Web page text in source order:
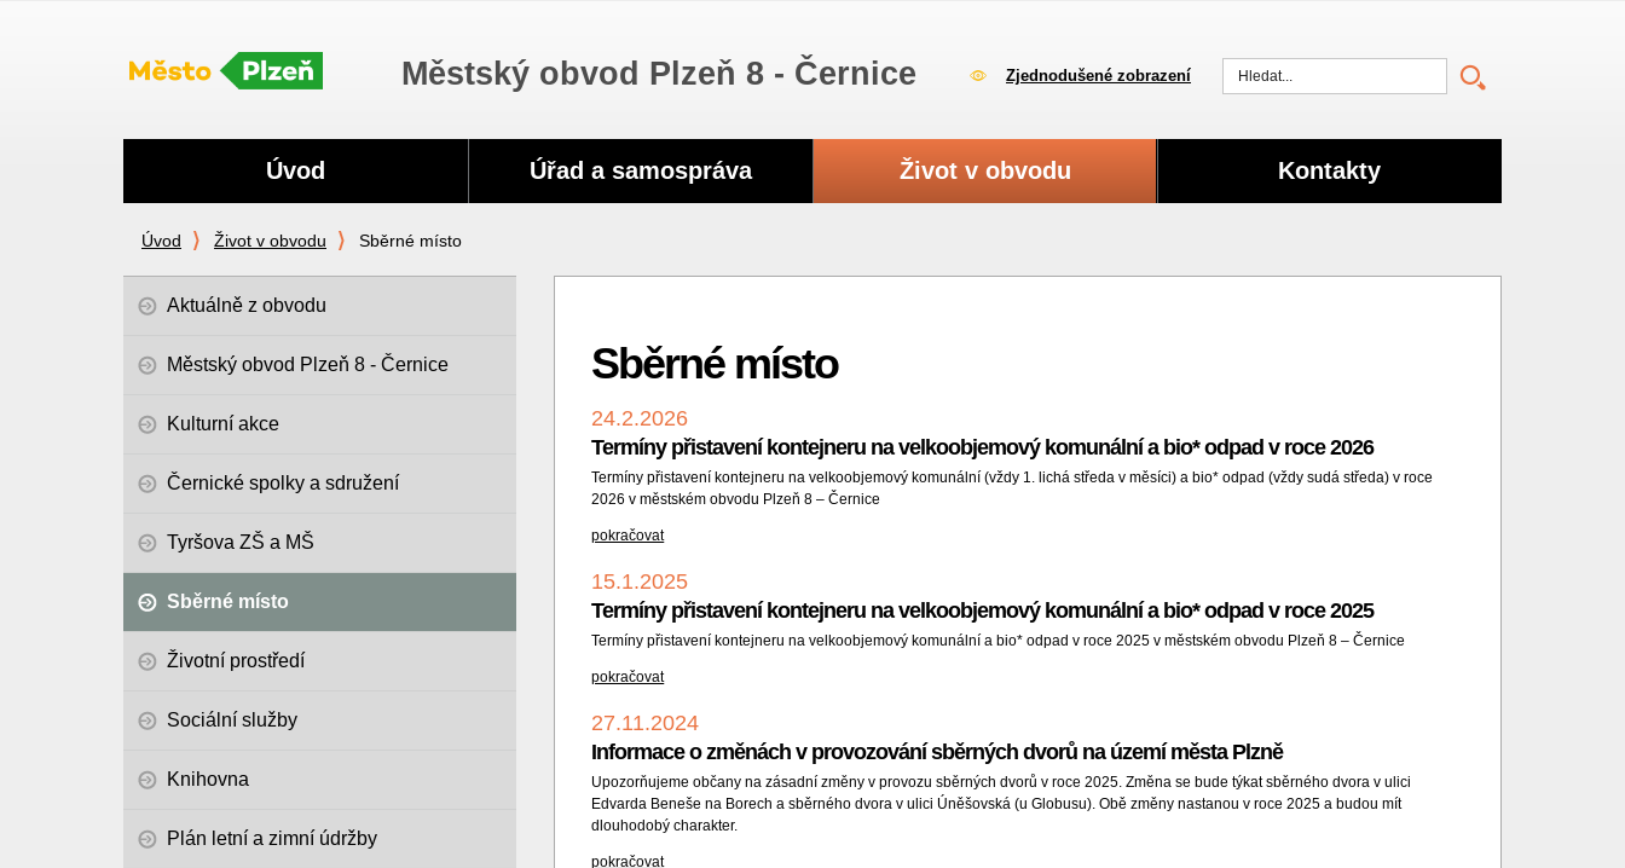
Městský obvod Plzeň 8 - Černice Zjednodušené zobrazení
Úvod Život v obvodu Sběrné místo
Sběrné místo
24.2.2026
Termíny přistavení kontejneru na velkoobjemový komunální a bio* odpad v roce 2026
Termíny přistavení kontejneru na velkoobjemový komunální (vždy 1. lichá středa v měsíci) a bio* odpad (vždy sudá středa) v roce
2026 v městském obvodu Plzeň 8 – Černice
pokračovat
15.1.2025
Termíny přistavení kontejneru na velkoobjemový komunální a bio* odpad v roce 2025
Termíny přistavení kontejneru na velkoobjemový komunální a bio* odpad v roce 2025 v městském obvodu Plzeň 8 – Černice
pokračovat
27.11.2024
Informace o změnách v provozování sběrných dvorů na území města Plzně
Upozorňujeme občany na zásadní změny v provozu sběrných dvorů v roce 2025. Změna se bude týkat sběrného dvora v ulici
Edvarda Beneše na Borech a sběrného dvora v ulici Úněšovská (u Globusu). Obě změny nastanou v roce 2025 a budou mít
dlouhodobý charakter.
pokračovat
Aktuálně z obvodu
Městský obvod Plzeň 8 - Černice
Kulturní akce
Černické spolky a sdružení
Tyršova ZŠ a MŠ
Sběrné místo
Životní prostředí
Sociální služby
Knihovna
Plán letní a zimní údržby
Úvod Úřad a samospráva Život v obvodu Kontakty